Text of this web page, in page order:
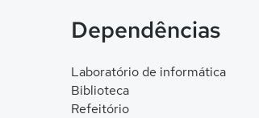
Dependências
Laboratório de informática
Biblioteca
Refeitório